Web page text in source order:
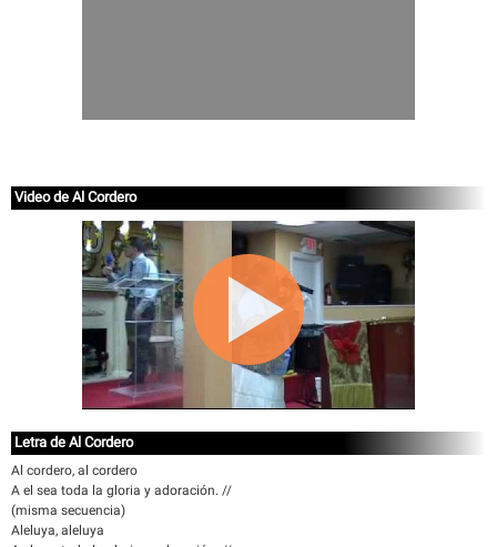
Video de Al Cordero
Letra de Al Cordero
Al cordero, al cordero
A el sea toda la gloria y adoración. //
(misma secuencia)
Aleluya, aleluya